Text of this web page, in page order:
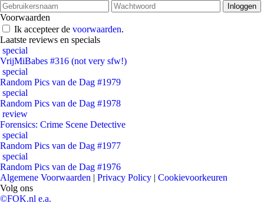
Voorwaarden
Ik accepteer de voorwaarden.
Laatste reviews en specials
special
VrijMiBabes #316 (not very sfw!)
special
Random Pics van de Dag #1979
special
Random Pics van de Dag #1978
review
Forensics: Crime Scene Detective
special
Random Pics van de Dag #1977
special
Random Pics van de Dag #1976
Algemene Voorwaarden | Privacy Policy | Cookievoorkeuren
Volg ons
©FOK.nl e.a.